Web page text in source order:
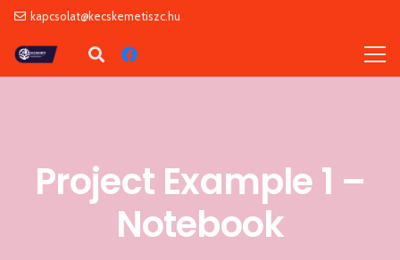
kapcsolat@kecskemetiszc.hu
Project Example 1 –
Notebook